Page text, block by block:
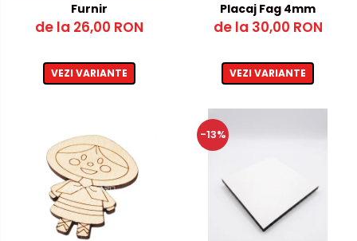
Furnir
de la 26,00 RON
VEZI VARIANTE
Placaj Fag 4mm
de la 30,00 RON
VEZI VARIANTE
-13%